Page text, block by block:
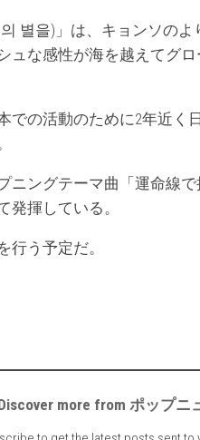
별을)」は、キョンソの
ュな感性が海を越えてグ
での活動のために2年近く
ニングテーマ曲「運命線
揮している。
行う予定だ。
more from ポップニ